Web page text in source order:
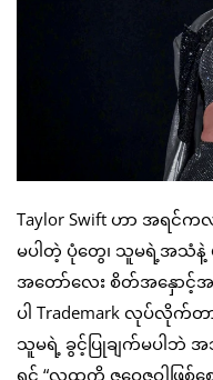
Taylor Swift ဟာ အရ
မပါတဲ့ ပုံတွေ၊ သူမရဲ့အသံနဲ့
အတော်လေး စိတ်အနှော
ပါ Trademark လုပ်လိုက်
သူမရဲ့ ခွင့်ပြုချက်မပါဘဲ
ရင် “လူထုကို ဇဝေဇဝါဖြ